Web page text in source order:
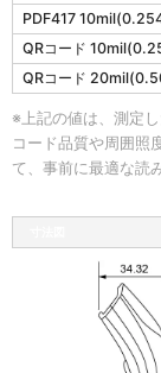
の
読
取
深
PDF417
QRコード
QRコード
※上記の値は、測定
コード品質や周囲照
て、事前に最適な読